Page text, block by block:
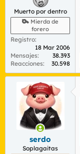
Muerto por dentro
Mierda de
forero
Registro
18 Mar 2006
Mensajes
38.393
Reacciones
30.598
serdo
Soplagaitas